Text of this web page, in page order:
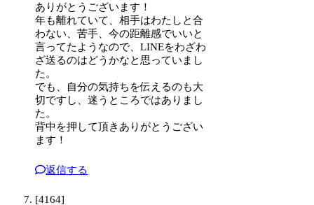
ありがとうございます！
年も離れていて、相手はわたしと合
わない、苦手、今の距離感でいいと
言ってたようなので、LINEをわざわ
ざ送るのはどうかなと思っていまし
た。
でも、自分の気持ちを伝えるのも大
切ですし、迷うところではありまし
た。
背中を押して頂きありがとうござい
ます！
返信する
[4164]